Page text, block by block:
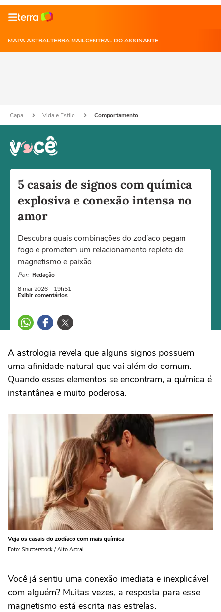
MAPA ASTRALTERRA MAILCENTRAL DO ASSINANTE
Capa Vida e Estilo Comportamento
5 casais de signos com química
explosiva e conexão intensa no
amor
Descubra quais combinações do zodíaco pegam
fogo e prometem um relacionamento repleto de
magnetismo e paixão
Por: Redação
8 mai 2026 - 19h51
Exibir comentários
A astrologia revela que alguns signos possuem
uma afinidade natural que vai além do comum.
Quando esses elementos se encontram, a química é
instantânea e muito poderosa.
Veja os casais do zodíaco com mais química
Foto: Shutterstock / Alto Astral
Você já sentiu uma conexão imediata e inexplicável
com alguém? Muitas vezes, a resposta para esse
magnetismo está escrita nas estrelas.